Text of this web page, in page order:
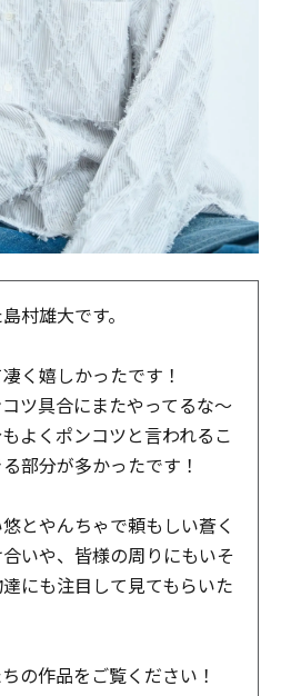
村雄大です。
く嬉しかったです！
ツ具合にまたやってるな〜
よくポンコツと言われるこ
部分が多かったです！
とやんちゃで頼もしい蒼く
いや、皆様の周りにもいそ
にも注目して見てもらいた
の作品をご覧ください！